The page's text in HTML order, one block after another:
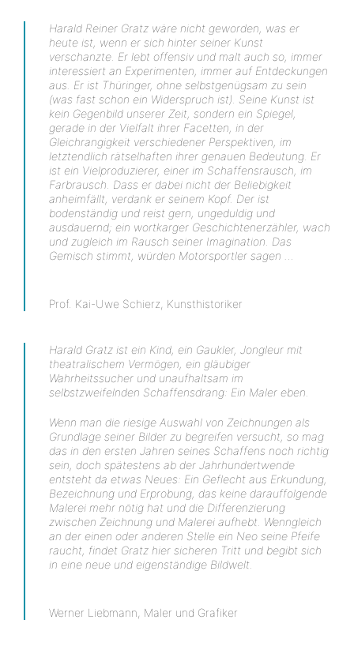
Harald Reiner Gratz wäre nicht geworden, was er
heute ist, wenn er sich hinter seiner Kunst
verschanzte. Er lebt offensiv und malt auch so, immer
interessiert an Experimenten, immer auf Entdeckungen
aus. Er ist Thüringer, ohne selbstgenügsam zu sein
(was fast schon ein Widerspruch ist). Seine Kunst ist
kein Gegenbild unserer Zeit, sondern ein Spiegel,
gerade in der Vielfalt ihrer Facetten, in der
Gleichrangigkeit verschiedener Perspektiven, im
letztendlich rätselhaften ihrer genauen Bedeutung. Er
ist ein Vielproduzierer, einer im Schaffensrausch, im
Farbrausch. Dass er dabei nicht der Beliebigkeit
anheimfällt, verdank er seinem Kopf. Der ist
bodenständig und reist gern, ungeduldig und
ausdauernd; ein wortkarger Geschichtenerzähler, wach
und zugleich im Rausch seiner Imagination. Das
Gemisch stimmt, würden Motorsportler sagen …
Prof. Kai-Uwe Schierz, Kunsthistoriker
Harald Gratz ist ein Kind, ein Gaukler, Jongleur mit
theatralischem Vermögen, ein gläubiger
Wahrheitssucher und unaufhaltsam im
selbstzweifelnden Schaffensdrang: Ein Maler eben.
Wenn man die riesige Auswahl von Zeichnungen als
Grundlage seiner Bilder zu begreifen versucht, so mag
das in den ersten Jahren seines Schaffens noch richtig
sein, doch spätestens ab der Jahrhundertwende
entsteht da etwas Neues: Ein Geflecht aus Erkundung,
Bezeichnung und Erprobung, das keine darauffolgende
Malerei mehr nötig hat und die Differenzierung
zwischen Zeichnung und Malerei aufhebt. Wenngleich
an der einen oder anderen Stelle ein Neo seine Pfeife
raucht, findet Gratz hier sicheren Tritt und begibt sich
in eine neue und eigenständige Bildwelt.
Werner Liebmann, Maler und Grafiker